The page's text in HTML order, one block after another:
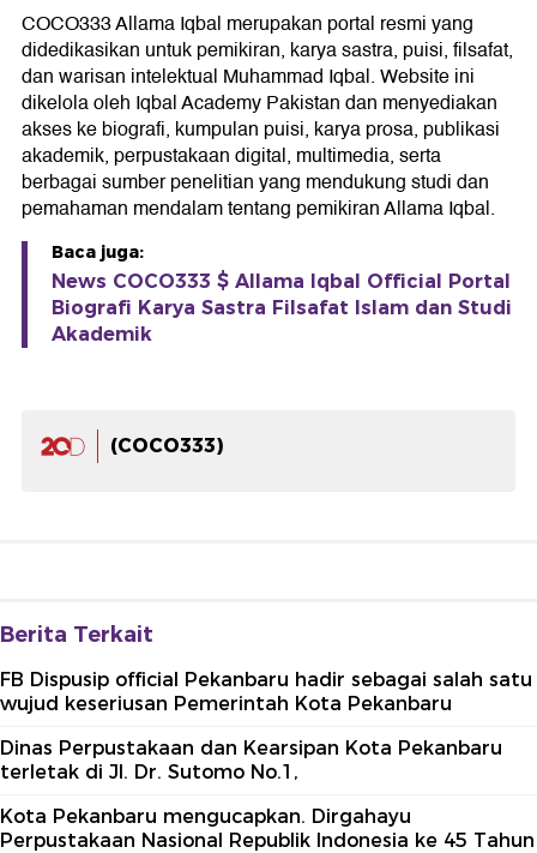
COCO333 Allama Iqbal merupakan portal resmi yang
didedikasikan untuk pemikiran, karya sastra, puisi, filsafat,
dan warisan intelektual Muhammad Iqbal. Website ini
dikelola oleh Iqbal Academy Pakistan dan menyediakan
akses ke biografi, kumpulan puisi, karya prosa, publikasi
akademik, perpustakaan digital, multimedia, serta
berbagai sumber penelitian yang mendukung studi dan
pemahaman mendalam tentang pemikiran Allama Iqbal.
Baca juga:
News COCO333 $ Allama Iqbal Official Portal
Biografi Karya Sastra Filsafat Islam dan Studi
Akademik
(COCO333)
Berita Terkait
FB Dispusip official Pekanbaru hadir sebagai salah satu
wujud keseriusan Pemerintah Kota Pekanbaru
Dinas Perpustakaan dan Kearsipan Kota Pekanbaru
terletak di Jl. Dr. Sutomo No.1,
Kota Pekanbaru mengucapkan. Dirgahayu
Perpustakaan Nasional Republik Indonesia ke 45 Tahun